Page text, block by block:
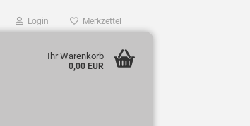
Login Merkzettel
Ihr Warenkorb
0,00 EUR